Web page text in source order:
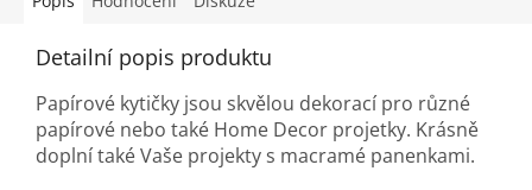
Detailní popis produktu
Papírové kytičky jsou skvělou dekorací pro různé
papírové nebo také Home Decor projetky. Krásně
doplní také Vaše projekty s macramé panenkami.